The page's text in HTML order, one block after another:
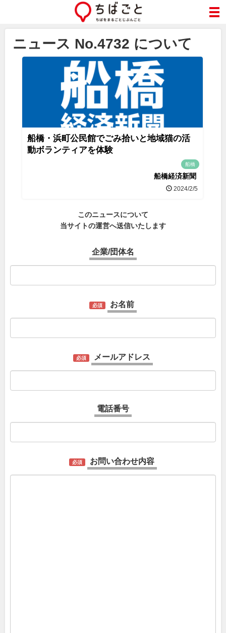
ニュース No.4732 について
船橋・浜町公民館でごみ拾いと地域猫の活
動ボランティアを体験
船橋
船橋経済新聞
2024/2/5
このニュースについて
当サイトの運営へ送信いたします
企業/団体名
必須 お名前
必須 メールアドレス
電話番号
必須 お問い合わせ内容